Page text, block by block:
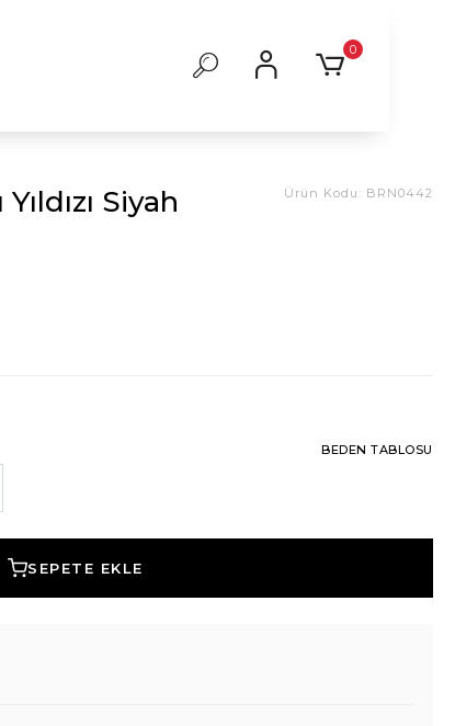
0
Siyah
Ürün Kodu: BRN0442
BEDEN TABLOSU
SEPETE EKLE